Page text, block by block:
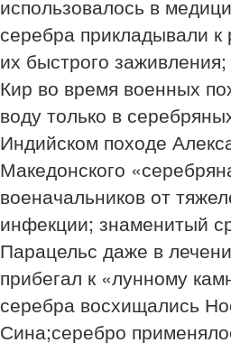
использовалось в
серебра прикладывали
их быстрого
Кир во время военных
воду только в
Индийском походе
Македонского
военачальников от
инфекции; знаменитый
Парацельс даже в
прибегал к «лунному
серебра восхищались
Сина;серебро